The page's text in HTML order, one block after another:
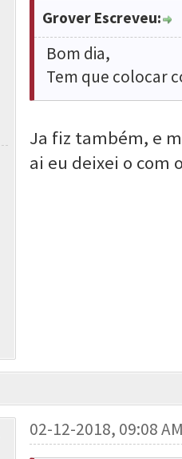
Grover Escreveu:
Bom dia,
Tem que colocar
Ja fiz também, e
ai eu deixei o com
02-12-2018, 09:08